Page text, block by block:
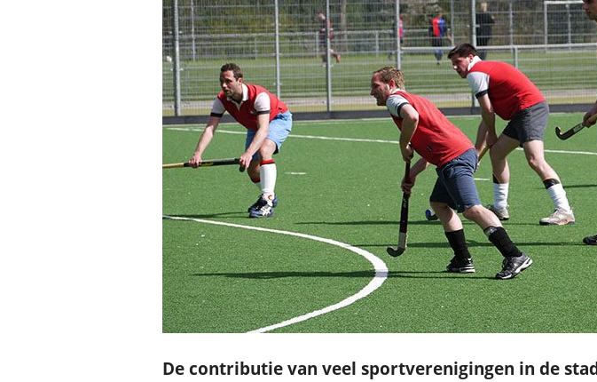
De contributie van veel sportverenigingen in de